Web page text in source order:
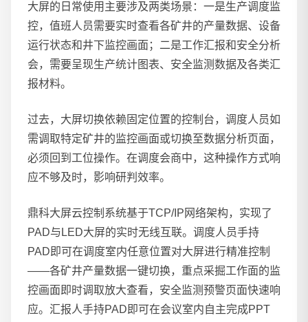
大屏的日常使用主要涉及两类场景：一是生产调度监
控，值班人员需要实时查看各矿井的产量数据、设备
运行状态和井下监控画面；二是工作汇报和安全分析
会，需要呈现生产统计图表、安全监测数据及各类汇
报材料。
过去，大屏切换依赖固定位置的控制台，调度人员如
需调取特定矿井的监控画面或切换至数据分析页面，
必须回到工位操作。在调度会商中，这种操作方式响
应不够及时，影响研判效率。
鼎科大屏云控制系统基于TCP/IP网络架构，实现了
PAD与LED大屏的实时无线互联。调度人员手持
PAD即可在调度室内任意位置对大屏进行精准控制
——各矿井产量数据一键切换，重点采掘工作面的监
控画面即时调取放大查看，安全监测预警页面快速响
应。汇报人手持PAD即可在会议室内自主完成PPT